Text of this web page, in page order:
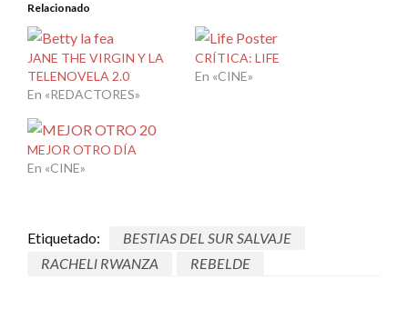
Relacionado
JANE THE VIRGIN Y LA
TELENOVELA 2.0
En «REDACTORES»
CRÍTICA: LIFE
En «CINE»
MEJOR OTRO DÍA
En «CINE»
Etiquetado:
BESTIAS DEL SUR SALVAJE
RACHELl RWANZA
REBELDE